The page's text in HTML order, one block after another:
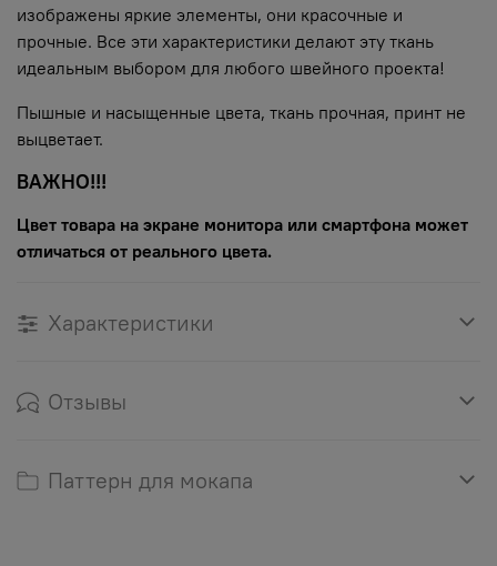
изображены яркие элементы, они красочные и
прочные. Все эти характеристики делают эту ткань
идеальным выбором для любого швейного проекта!
Пышные и насыщенные цвета, ткань прочная, принт не
выцветает.
ВАЖНО!!!
Цвет товара на экране монитора или смартфона может
отличаться от реального цвета.
Характеристики
Отзывы
Паттерн для мокапа